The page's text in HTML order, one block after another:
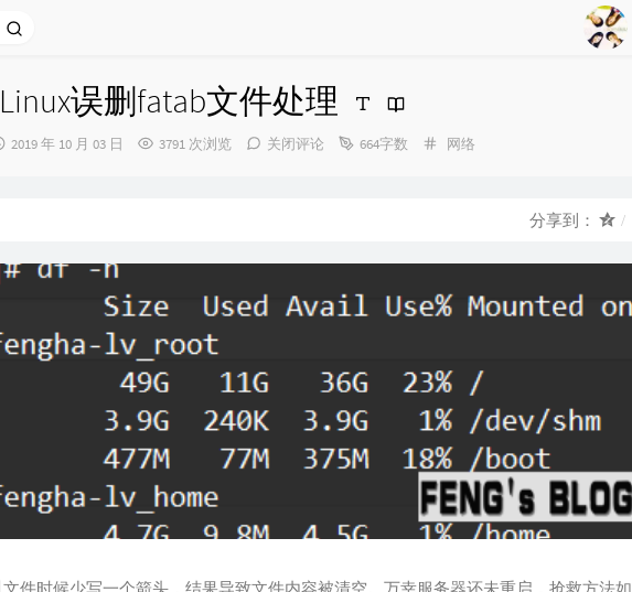
1
6
9
Linux误删fatab文件处理
发
2019 年 10 月 03 日 3791 次浏览 关闭评论 664字数
分
网络
分享到：